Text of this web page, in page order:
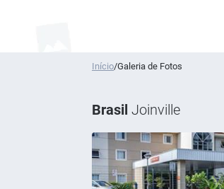
Início/Galeria de Fotos
Brasil Joinville